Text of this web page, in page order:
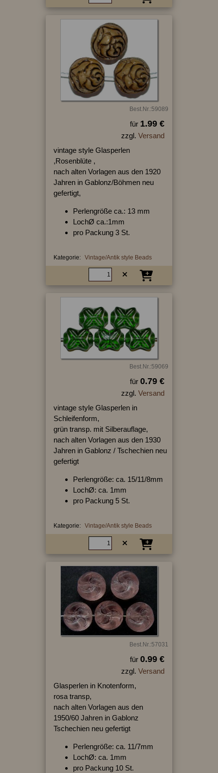
Best.Nr.:59089
für 1.99 €
zzgl. Versand
vintage style Glasperlen
,Rosenblüte ,
nach alten Vorlagen aus den 1920
Jahren in Gablonz/Böhmen neu
gefertigt,
Perlengröße ca.: 13 mm
LochØ ca.:1mm
pro Packung 3 St.
Kategorie: Vintage/Antik style Beads
Best.Nr.:59069
für 0.79 €
zzgl. Versand
vintage style Glasperlen in
Schleifenform,
grün transp. mit Silberauflage,
nach alten Vorlagen aus den 1930
Jahren in Gablonz / Tschechien neu
gefertigt
Perlengröße: ca. 15/11/8mm
LochØ: ca. 1mm
pro Packung 5 St.
Kategorie: Vintage/Antik style Beads
Best.Nr.:57031
für 0.99 €
zzgl. Versand
Glasperlen in Knotenform,
rosa transp,
nach alten Vorlagen aus den
1950/60 Jahren in Gablonz
Tschechien neu gefertigt
Perlengröße: ca. 11/7mm
LochØ: ca. 1mm
pro Packung 10 St.